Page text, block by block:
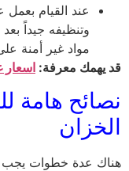
عند القيام
وتنظيفه جيداً
مواد غير أمنة
قد يهمك معرفة: اسعار
نصائح هامة
الخزان
هناك عدة خطوات يجب